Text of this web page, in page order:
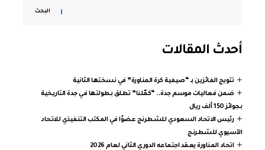
البحث
أحدث المقالات
تتويج الفائزين بـ “صيفية كرة المناورة” في نسختها الثانية
ضمن فعاليات موسم جدة.. “كمّلنا” تطلق بطولتها في جدة التاريخية
بجوائز 150 ألف ريال
رئيس الاتحاد السعودي للشطرنج عضوًا في المكتب التنفيذي للاتحاد
الآسيوي للشطرنج
اتحاد المناورة يعقد اجتماعه الدوري الثاني لعام 2026